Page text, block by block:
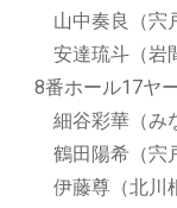
山中奏良（宍戸
安達琉斗（岩間
8番ホール17ヤ
細谷彩華（みな
鶴田陽希（宍戸
伊藤尊（北川根